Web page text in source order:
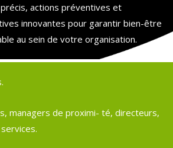
actions préventives et
innovantes pour garantir bien-être
au sein de votre organisation.
managers de proximi- té, directeurs,
détaillé
Formateurs & pédagogie